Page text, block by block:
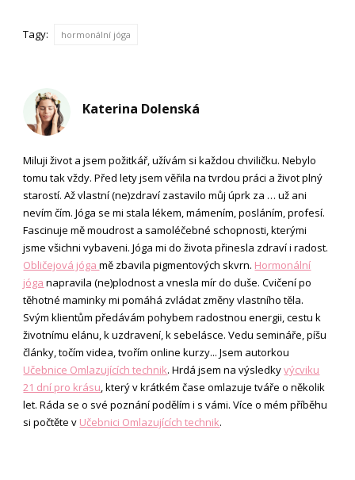
Tagy: hormonální jóga
Katerina Dolenská
Miluji život a jsem požitkář, užívám si každou chviličku. Nebylo
tomu tak vždy. Před lety jsem věřila na tvrdou práci a život plný
starostí. Až vlastní (ne)zdraví zastavilo můj úprk za … už ani
nevím čím. Jóga se mi stala lékem, mámením, posláním, profesí.
Fascinuje mě moudrost a samoléčebné schopnosti, kterými
jsme všichni vybaveni. Jóga mi do života přinesla zdraví i radost.
Obličejová jógamě zbavila pigmentových skvrn. Hormonální
jóga napravila (ne)plodnost a vnesla mír do duše. Cvičení po
těhotné maminky mi pomáhá zvládat změny vlastního těla.
Svým klientům předávám pohybem radostnou energii, cestu k
životnímu elánu, k uzdravení, k sebelásce. Vedu semináře, píšu
články, točím videa, tvořím online kurzy... Jsem autorkou
Učebnice Omlazujících technik. Hrdá jsem na výsledkyvýcviku
21 dní pro krásu, který v krátkém čase omlazuje tváře o několik
let. Ráda se o své poznání podělím i s vámi. Více o mém příběhu
si počtěte v Učebnici Omlazujících technik.